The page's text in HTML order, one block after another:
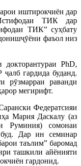
иштирокчиён дар
ТИК дар
ТИК” суҳбату
фаъол низ
PhD,
гардида буданд.
рӯзмарраи раванди
мегирифт.
Федератсияи
Мария Даскалу (аз
Руминия) сомонаи
Дар ин семинар
таълим” баромад
ташкили айёнияти
гардонид.